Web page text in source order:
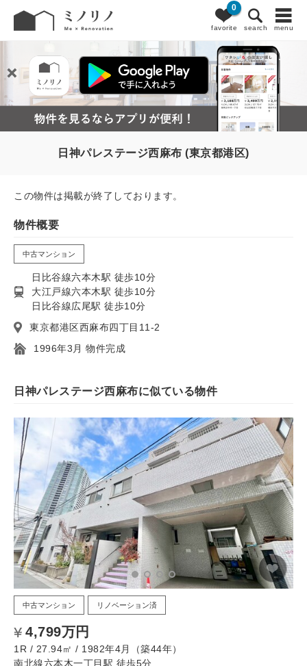
favorite
0
search menu
日神パレステージ西麻布 (東京都港区)
この物件は掲載が終了しております。
物件概要
中古マンション
日比谷線六本木駅 徒歩10分
大江戸線六本木駅 徒歩10分
日比谷線広尾駅 徒歩10分
東京都港区西麻布四丁目11-2
1996年3月 物件完成
日神パレステージ西麻布に似ている物件
中古マンション リノベーション済
4,799万円
1R / 27.94㎡ / 1982年4月（築44年）
南北線六本木一丁目駅 徒歩5分